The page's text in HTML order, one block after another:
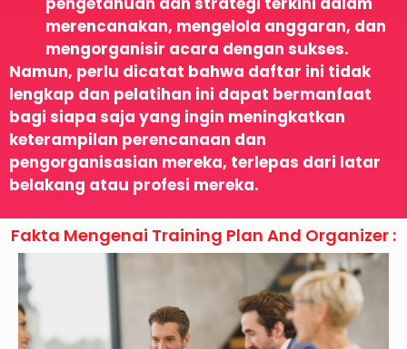
merencanakan, mengelola anggaran, dan
mengorganisir acara dengan sukses.
Namun, perlu dicatat bahwa daftar ini tidak
lengkap dan pelatihan ini dapat bermanfaat
bagi siapa saja yang ingin meningkatkan
keterampilan perencanaan dan
pengorganisasian mereka, terlepas dari latar
belakang atau profesi mereka.
Fakta Mengenai Training Plan And Organizer :